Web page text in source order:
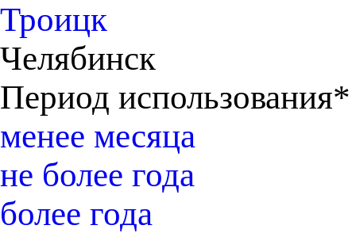
Троицк
Челябинск
Период использования*
менее месяца
не более года
более года